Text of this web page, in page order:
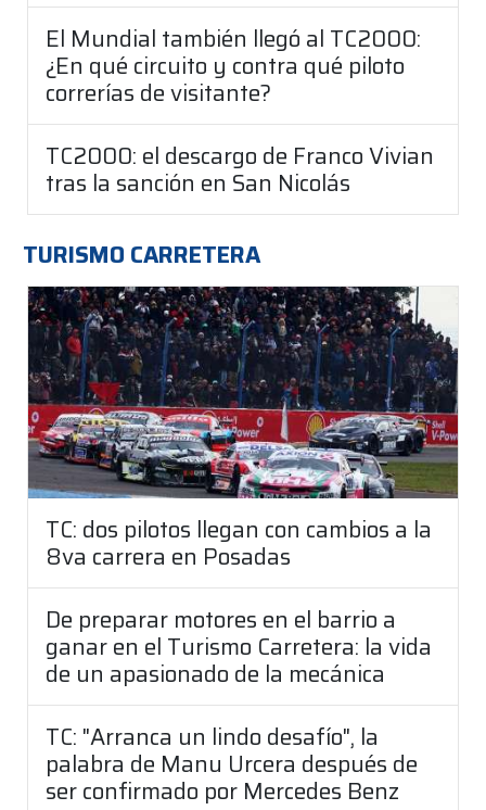
El Mundial también llegó al TC2000:
¿En qué circuito y contra qué piloto
correrías de visitante?
TC2000: el descargo de Franco Vivian
tras la sanción en San Nicolás
TURISMO CARRETERA
TC: dos pilotos llegan con cambios a la
8va carrera en Posadas
De preparar motores en el barrio a
ganar en el Turismo Carretera: la vida
de un apasionado de la mecánica
TC: "Arranca un lindo desafío", la
palabra de Manu Urcera después de
ser confirmado por Mercedes Benz